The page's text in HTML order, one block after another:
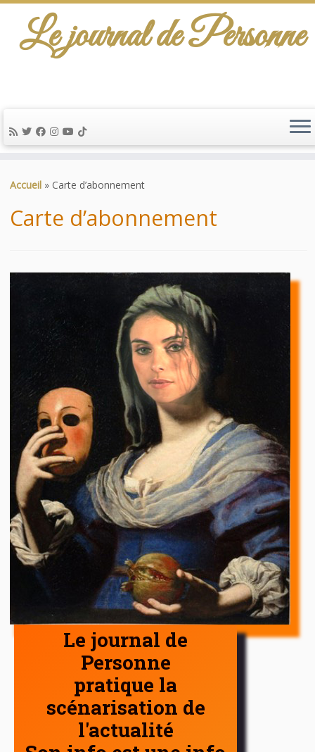
au
Le journal de Personne
Accueil » Carte d’abonnement
Carte d’abonnement
Le journal de
Personne
pratique la
scénarisation de
l'actualité